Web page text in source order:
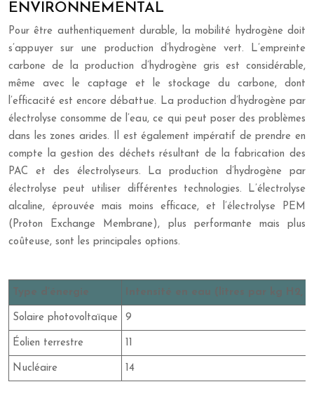
ENVIRONNEMENTAL
Pour être authentiquement durable, la mobilité hydrogène doit
s’appuyer sur une production d’hydrogène vert. L’empreinte
carbone de la production d’hydrogène gris est considérable,
même avec le captage et le stockage du carbone, dont
l’efficacité est encore débattue. La production d’hydrogène par
électrolyse consomme de l’eau, ce qui peut poser des problèmes
dans les zones arides. Il est également impératif de prendre en
compte la gestion des déchets résultant de la fabrication des
PAC et des électrolyseurs. La production d’hydrogène par
électrolyse peut utiliser différentes technologies. L’électrolyse
alcaline, éprouvée mais moins efficace, et l’électrolyse PEM
(Proton Exchange Membrane), plus performante mais plus
coûteuse, sont les principales options.
Solaire photovoltaïque 9
Éolien terrestre 11
Nucléaire 14